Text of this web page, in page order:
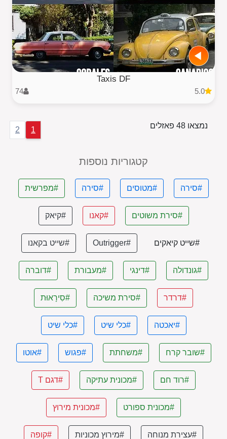
Taxis DF
5.0
74
נמצאו 48 פאזלים 1
2
קטגוריות נוספות
#סירה #מטוסים #סירה #מפרשית
#סירת משוטים #קאנו #קיאק
#שייט קיאקים #Outrigger #שייט בקאנו
#גונדולה #דינגי #מעבורת #דוברה
#דרדר #סירת משיכה #סִירָאוּת
#יאכטה #כלי שיט #כלי שיט
#שובר קרח #משחתת #פגוש #אוטו
#רוד חם #מכונית עתיקה #דגם T
#מכונית ספורט #מכונית מירוץ
#עצירת מנוחה #מירוץ מכוניות #קופה